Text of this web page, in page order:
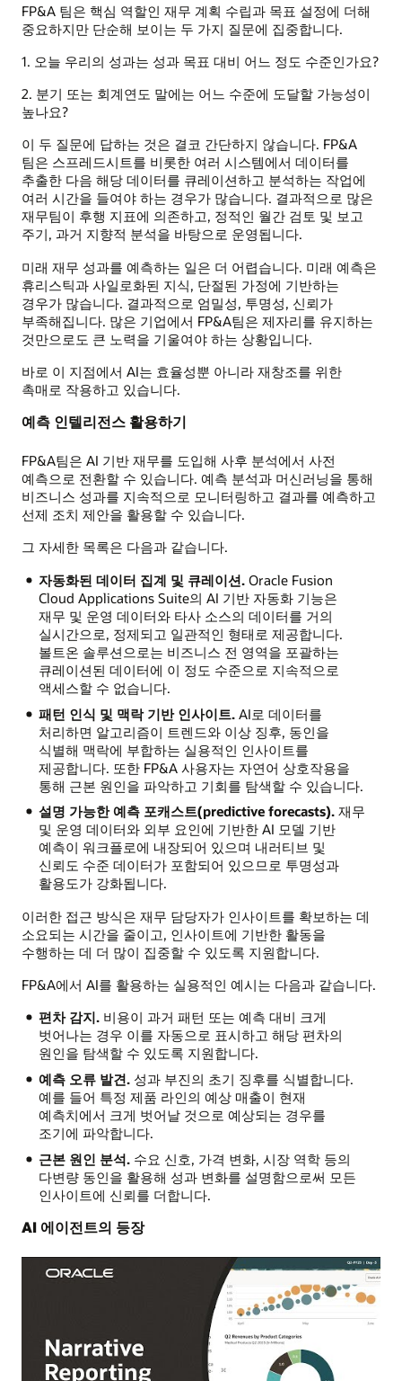
FP&A 팀은 핵심 역할인 재무 계획 수립과 목표 설정에 더해
중요하지만 단순해 보이는 두 가지 질문에 집중합니다.
1. 오늘 우리의 성과는 성과 목표 대비 어느 정도 수준인가요?
2. 분기 또는 회계연도 말에는 어느 수준에 도달할 가능성이
높나요?
이 두 질문에 답하는 것은 결코 간단하지 않습니다. FP&A
팀은 스프레드시트를 비롯한 여러 시스템에서 데이터를
추출한 다음 해당 데이터를 큐레이션하고 분석하는 작업에
여러 시간을 들여야 하는 경우가 많습니다. 결과적으로 많은
재무팀이 후행 지표에 의존하고, 정적인 월간 검토 및 보고
주기, 과거 지향적 분석을 바탕으로 운영됩니다.
미래 재무 성과를 예측하는 일은 더 어렵습니다. 미래 예측은
휴리스틱과 사일로화된 지식, 단절된 가정에 기반하는
경우가 많습니다. 결과적으로 엄밀성, 투명성, 신뢰가
부족해집니다. 많은 기업에서 FP&A팀은 제자리를 유지하는
것만으로도 큰 노력을 기울여야 하는 상황입니다.
바로 이 지점에서 AI는 효율성뿐 아니라 재창조를 위한
촉매로 작용하고 있습니다.
예측 인텔리전스 활용하기
FP&A팀은 AI 기반 재무를 도입해 사후 분석에서 사전
예측으로 전환할 수 있습니다. 예측 분석과 머신러닝을 통해
비즈니스 성과를 지속적으로 모니터링하고 결과를 예측하고
선제 조치 제안을 활용할 수 있습니다.
그 자세한 목록은 다음과 같습니다.
자동화된 데이터 집계 및 큐레이션.Oracle Fusion
Cloud Applications Suite의 AI 기반 자동화 기능은
재무 및 운영 데이터와 타사 소스의 데이터를 거의
실시간으로, 정제되고 일관적인 형태로 제공합니다.
볼트온 솔루션으로는 비즈니스 전 영역을 포괄하는
큐레이션된 데이터에 이 정도 수준으로 지속적으로
액세스할 수 없습니다.
패턴 인식 및 맥락 기반 인사이트.AI로 데이터를
처리하면 알고리즘이 트렌드와 이상 징후, 동인을
식별해 맥락에 부합하는 실용적인 인사이트를
제공합니다. 또한 FP&A 사용자는 자연어 상호작용을
통해 근본 원인을 파악하고 기회를 탐색할 수 있습니다.
설명 가능한 예측 포캐스트(predictive forecasts).재무
및 운영 데이터와 외부 요인에 기반한 AI 모델 기반
예측이 워크플로에 내장되어 있으며 내러티브 및
신뢰도 수준 데이터가 포함되어 있으므로 투명성과
활용도가 강화됩니다.
이러한 접근 방식은 재무 담당자가 인사이트를 확보하는 데
소요되는 시간을 줄이고, 인사이트에 기반한 활동을
수행하는 데 더 많이 집중할 수 있도록 지원합니다.
FP&A에서 AI를 활용하는 실용적인 예시는 다음과 같습니다.
편차 감지.비용이 과거 패턴 또는 예측 대비 크게
벗어나는 경우 이를 자동으로 표시하고 해당 편차의
원인을 탐색할 수 있도록 지원합니다.
예측 오류 발견.성과 부진의 초기 징후를 식별합니다.
예를 들어 특정 제품 라인의 예상 매출이 현재
예측치에서 크게 벗어날 것으로 예상되는 경우를
조기에 파악합니다.
근본 원인 분석.수요 신호, 가격 변화, 시장 역학 등의
다변량 동인을 활용해 성과 변화를 설명함으로써 모든
인사이트에 신뢰를 더합니다.
AI 에이전트의 등장